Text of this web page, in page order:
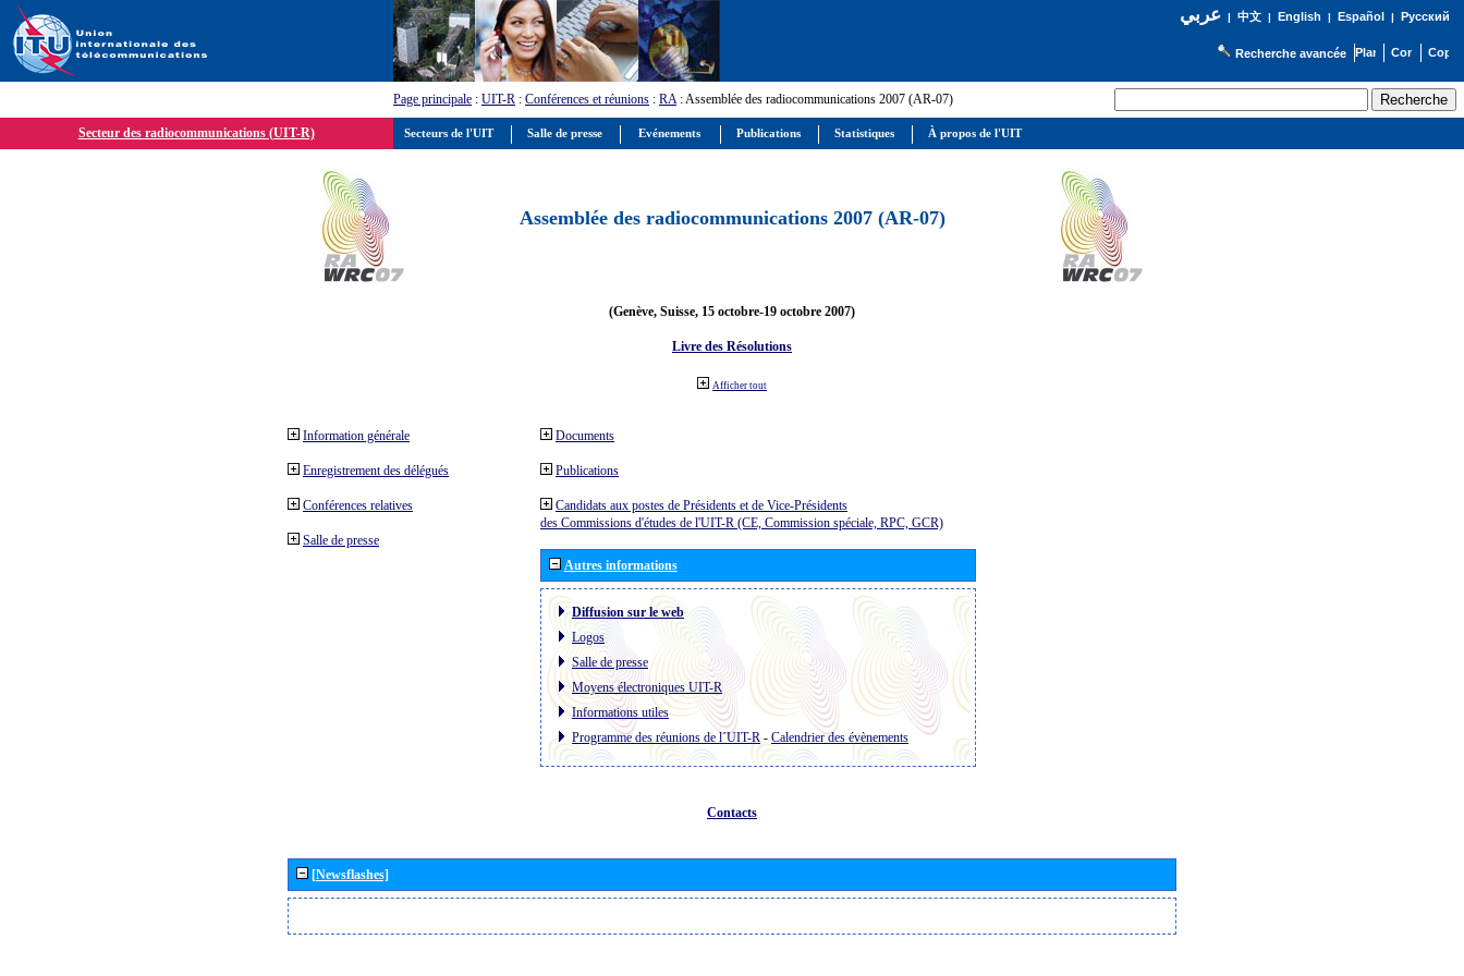
عربي| 中文| English | Español | Русский
Recherche avancée
Page principale : UIT-R : Conférences et réunions : RA: Assemblée des radiocommunications 2007 (AR-07)
Secteur des radiocommunications (UIT-R)
Assemblée des radiocommunications 2007 (AR-07)
(Genève, Suisse, 15 octobre-19 octobre 2007)
Livre des Résolutions
Afficher tout
Information générale
Enregistrement des délégués
Conférences relatives
Salle de presse
Documents
Publications
Candidats aux postes de Présidents et de Vice-Présidents
des Commissions d'études de l'UIT-R (CE, Commission spéciale, RPC, GCR)
Autres informations
Diffusion sur le web
Logos
Salle de presse
Moyens électroniques UIT-R
Informations utiles
Programme des réunions de l´UIT-R- Calendrier des évènements
Contacts
[Newsflashes]
Secteurs de l'UIT Salle de presse Evénements Publications Statistiques À propos de l'UIT